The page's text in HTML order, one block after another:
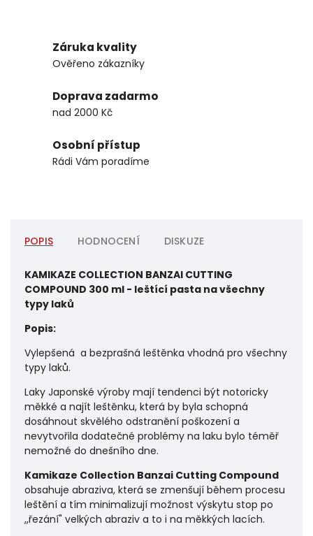
Záruka kvality
Ověřeno zákazníky
Doprava zadarmo
nad 2000 Kč
Osobní přístup
Rádi Vám poradíme
POPIS HODNOCENÍ DISKUZE
KAMIKAZE COLLECTION BANZAI CUTTING
COMPOUND 300 ml - leštící pasta na všechny
typy laků
Popis:
Vylepšená a bezprašná leštěnka vhodná pro všechny
typy laků.
Laky Japonské výroby mají tendenci být notoricky
měkké a najít leštěnku, která by byla schopná
dosáhnout skvělého odstranění poškození a
nevytvořila dodatečné problémy na laku bylo téměř
nemožné do dnešního dne.
Kamikaze Collection Banzai Cutting Compound
obsahuje abraziva, která se zmenšují během procesu
leštění a tím minimalizují možnost výskytu stop po
,,řezání" velkých abraziv a to i na měkkých lacích.